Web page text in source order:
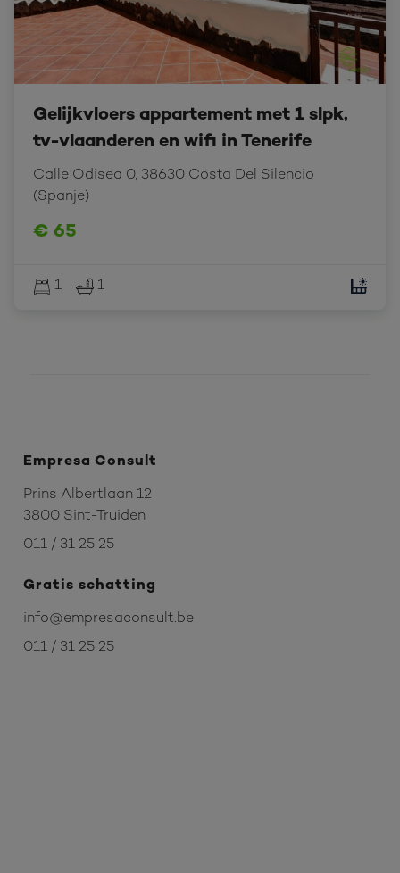
Gelijkvloers appartement met 1 slpk,
tv-vlaanderen en wifi in Tenerife
Calle Odisea 0, 38630 Costa Del Silencio
(Spanje)
€ 65
1 1
Empresa Consult
Prins Albertlaan 12
3800 Sint-Truiden
011 / 31 25 25
Gratis schatting
info@empresaconsult.be
011 / 31 25 25